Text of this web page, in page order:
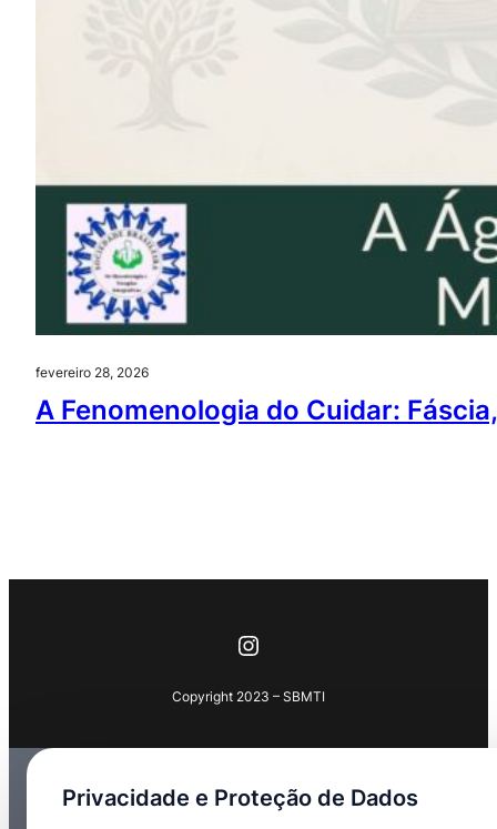
fevereiro 28, 2026
A Fenomenologia do Cuidar:
Instagram
Copyright 2023 – SBMTI
Privacidade e Proteção de Dados